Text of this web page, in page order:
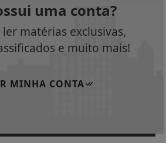
uma conta?
matérias exclusivas,
e muito mais!
MINHA CONTA